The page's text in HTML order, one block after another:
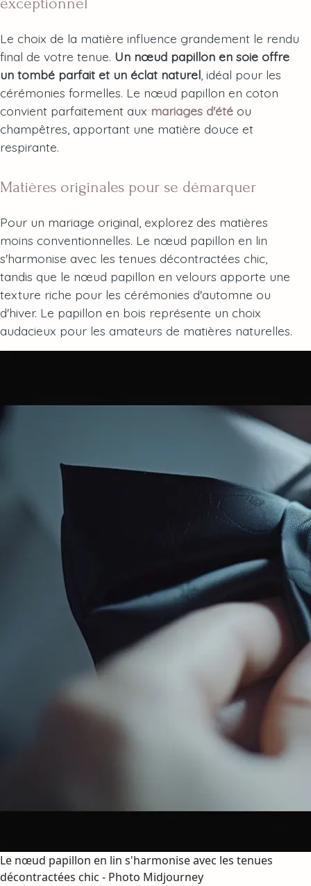
exceptionnel
Le choix de la matière influence grandement le rendu
final de votre tenue. Un nœud papillon en soie offre
un tombé parfait et un éclat naturel , idéal pour les
cérémonies formelles. Le nœud papillon en coton
convient parfaitement aux mariages d'été ou
champêtres, apportant une matière douce et
respirante.
Matières originales pour se démarquer
Pour un mariage original, explorez des matières
moins conventionnelles. Le nœud papillon en lin
s'harmonise avec les tenues décontractées chic,
tandis que le nœud papillon en velours apporte une
texture riche pour les cérémonies d'automne ou
d'hiver. Le papillon en bois représente un choix
audacieux pour les amateurs de matières naturelles.
Le nœud papillon en lin s'harmonise avec les tenues
décontractées chic - Photo Midjourney